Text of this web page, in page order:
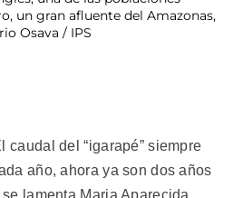
un gran afluente del Amazonas,
Osava / IPS
caudal del “igarapé” siempre
año, ahora ya son dos años
lamenta Maria Aparecida